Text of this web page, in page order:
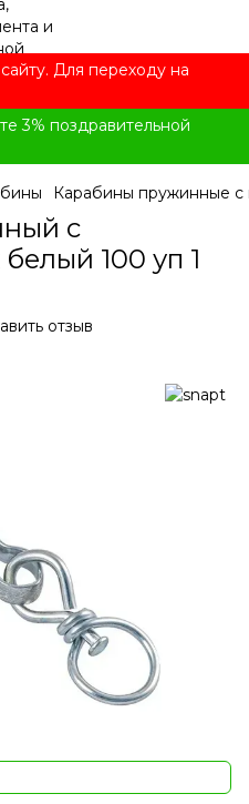
сайту. Для переходу на
3% поздравительной
Карабины пружинные с
с
100 уп 1
отзыв